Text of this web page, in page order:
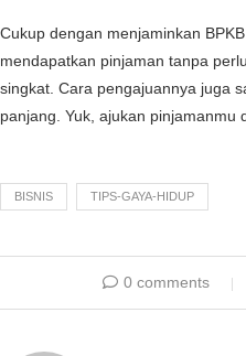
Cukup dengan menjaminkan
mendapatkan pinjaman tanpa
singkat. Cara pengajuannya juga
panjang. Yuk, ajukan pinjamanmu
BISNIS TIPS-GAYA-HIDUP
0 comments